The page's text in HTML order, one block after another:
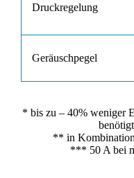
Druckregelung
Geräuschpegel
* bis zu – 40% weniger
** in
*** 50 A bei